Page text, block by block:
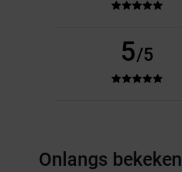
5/5
Onlangs bekeken